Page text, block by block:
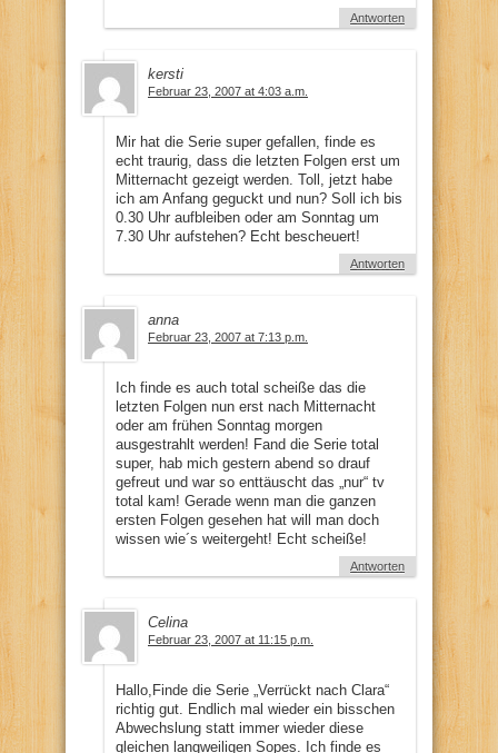
Antworten
kersti
Februar 23, 2007 at 4:03 a.m.
Mir hat die Serie super gefallen, finde es
echt traurig, dass die letzten Folgen erst um
Mitternacht gezeigt werden. Toll, jetzt habe
ich am Anfang geguckt und nun? Soll ich bis
0.30 Uhr aufbleiben oder am Sonntag um
7.30 Uhr aufstehen? Echt bescheuert!
Antworten
anna
Februar 23, 2007 at 7:13 p.m.
Ich finde es auch total scheiße das die
letzten Folgen nun erst nach Mitternacht
oder am frühen Sonntag morgen
ausgestrahlt werden! Fand die Serie total
super, hab mich gestern abend so drauf
gefreut und war so enttäuscht das „nur“ tv
total kam! Gerade wenn man die ganzen
ersten Folgen gesehen hat will man doch
wissen wie´s weitergeht! Echt scheiße!
Antworten
Celina
Februar 23, 2007 at 11:15 p.m.
Hallo,Finde die Serie „Verrückt nach Clara“
richtig gut. Endlich mal wieder ein bisschen
Abwechslung statt immer wieder diese
gleichen langweiligen Sopes. Ich finde es